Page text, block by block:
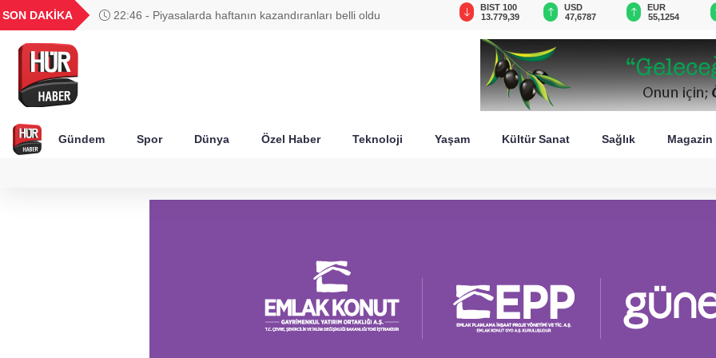
SON DAKİKA 22:46 - Piyasalarda haftanın kazandıranları belli oldu
GEL
18,2677
16,3788
27,9743
0,0018
BIST 100
13.779,39
USD
47,6787
EUR
55,1254
Gündem Spor Dünya Özel Haber Teknoloji Yaşam Kültür Sanat Sağlık Magazin